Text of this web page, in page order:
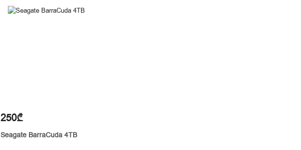
250₾
Seagate BarraCuda 4TB